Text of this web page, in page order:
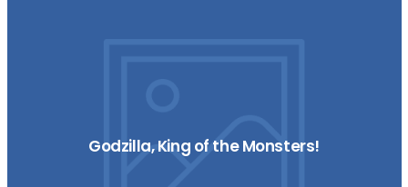
Godzilla, King of the Monsters!